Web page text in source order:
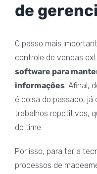
de
O passo mais
controle de vendas
software para
informações. Afinal,
é coisa do passado, já
trabalhos repetitivos,
do time.
Por isso, para ter a
processos de